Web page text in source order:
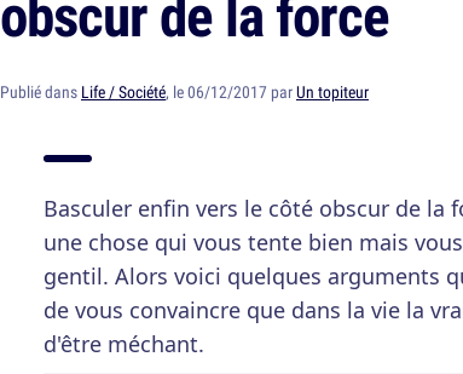
Publié dans Life / Société, le 06/12/2017 parUn topiteur
Basculer enfin vers le côté obscur de la
une chose qui vous tente bien mais
gentil. Alors voici quelques arguments
de vous convaincre que dans la vie la
d'être méchant.